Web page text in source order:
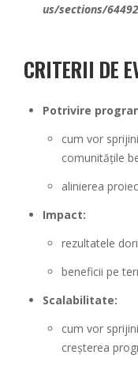
us/sections/
CRITERII DE
Potrivire
cum vor
comunitățile
alinierea
Impact:
rezultatele
beneficii pe
Scalabilitate:
cum vor
creșterea